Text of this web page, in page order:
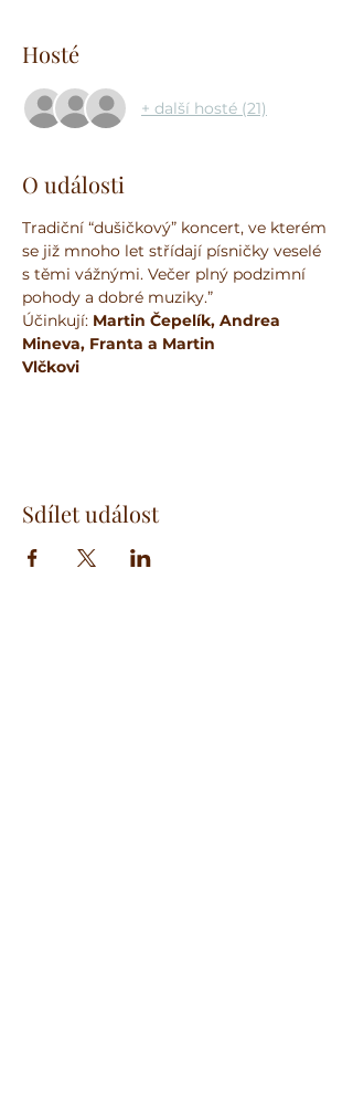
Hosté
+ další hosté (21)
O události
Tradiční “dušičkový” koncert, ve kterém
se již mnoho let střídají písničky veselé
s těmi vážnými. Večer plný podzimní
pohody a dobré muziky.”
Účinkují: Martin Čepelík, Andrea
Mineva, Franta a Martin
Vlčkovi
Sdílet událost